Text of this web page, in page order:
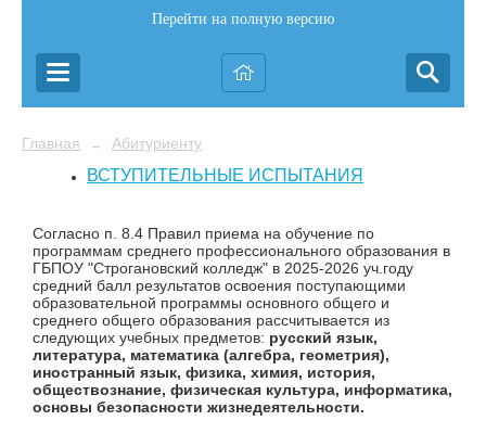
Перейти на полную версию
Главная → Абитуриенту
ВСТУПИТЕЛЬНЫЕ ИСПЫТАНИЯ
Согласно п. 8.4 Правил приема на обучение по
программам среднего профессионального образования в
ГБПОУ "Строгановский колледж" в 2025-2026 уч.году
средний балл результатов освоения поступающими
образовательной программы основного общего и
среднего общего образования рассчитывается из
следующих учебных предметов: русский язык,
литература, математика (алгебра, геометрия),
иностранный язык, физика, химия, история,
обществознание, физическая культура, информатика,
основы безопасности жизнедеятельности.